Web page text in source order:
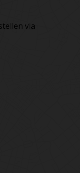
via